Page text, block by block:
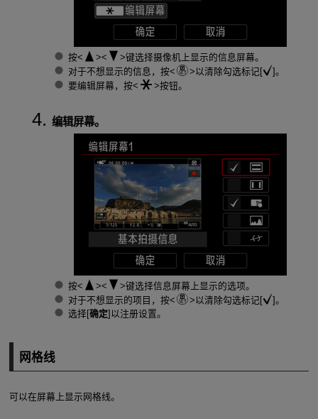
按
键选择摄像机上显示的信息屏幕。
对于不想显示的信息，按
以清除勾选标记[
]。
要编辑屏幕，按
按钮。
编辑屏幕。
按
键选择信息屏幕上显示的选项。
对于不想显示的项目，按
以清除勾选标记[
]。
选择[确定]以注册设置。
网格线
可以在屏幕上显示网格线。